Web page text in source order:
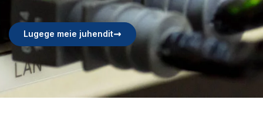
Lugege meie juhendit